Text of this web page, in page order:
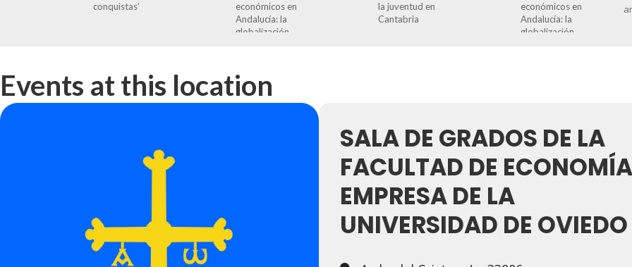
conquistas’
económicos en
Andalucía: la
globalización
la juventud en
económicos en
Andalucía: la
globalización
Events at this location
SALA DE GRADOS DE LA
FACULTAD DE
EMPRESA DE LA
UNIVERSIDAD DE OVIEDO